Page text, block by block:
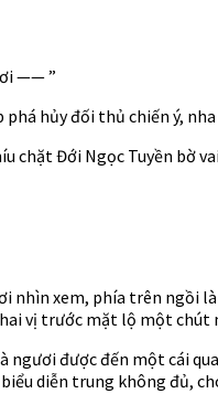
—— ”
hủy đối thủ chiến ý, nha
Đới Ngọc Tuyền bờ
nhìn xem, phía trên ngồi
vị trước mặt lộ một chút
được đến một cái
diễn trung không đủ,